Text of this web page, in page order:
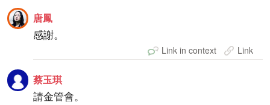
唐鳳
感謝。
Link in context Link
蔡玉琪
請金管會。